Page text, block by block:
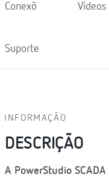
Conexõ Vídeos
Suporte
INFORMAÇÃO
DESCRIÇÃO
A PowerStudio SCADA